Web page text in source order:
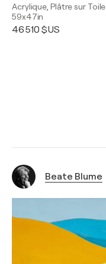
Acrylique, Plâtre sur Toile
59x47in
46 510 $US
Beate Blume